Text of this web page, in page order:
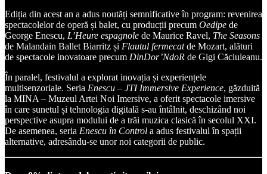
Ediția din acest an a adus noutăți semnificative în program: revenirea
spectacolelor de operă și balet, cu producții precum Oedipe de
George Enescu, L’Heure espagnole de Maurice Ravel, The Seasons
de Malandain Ballet Biarritz și Flautul fermecatde Mozart, alături
de spectacole inovatoare precum DinDor’NdoR de Gigi Căciuleanu.
În paralel, festivalul a explorat inovația și experiențele
multisenzoriale. Seria Enescu – JTI Immersive Experience, găzduită
la MINA – Muzeul Artei Noi Imersive, a oferit spectacole imersive
în care sunetul și tehnologia digitală s-au întâlnit, deschizând noi
perspective asupra modului de a trăi muzica clasică în secolul XXI.
De asemenea, seria Enescu în Control a adus festivalul în spații
alternative, adresându-se unor noi categorii de public.